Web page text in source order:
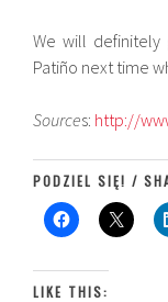
We will
Patiño next time
Sources: http://
PODZIEL SIĘ! /
LIKE THIS: